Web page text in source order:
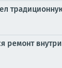
ремонт